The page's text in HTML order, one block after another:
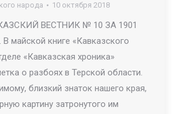
народа 10 октября 2018
ВЕСТНИК № 10 ЗА 1901
книге «Кавказского
«Кавказская хроника»
о разбоях в Терской области.
близкий знаток нашего края,
картину затронутого им